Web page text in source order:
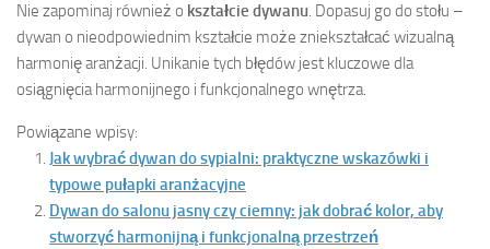
Nie zapominaj również o kształcie dywanu. Dopasuj go do stołu –
dywan o nieodpowiednim kształcie może zniekształcać wizualną
harmonię aranżacji. Unikanie tych błędów jest kluczowe dla
osiągnięcia harmonijnego i funkcjonalnego wnętrza.
Powiązane wpisy:
Jak wybrać dywan do sypialni: praktyczne wskazówki i
typowe pułapki aranżacyjne
Dywan do salonu jasny czy ciemny: jak dobrać kolor, aby
stworzyć harmonijną i funkcjonalną przestrzeń